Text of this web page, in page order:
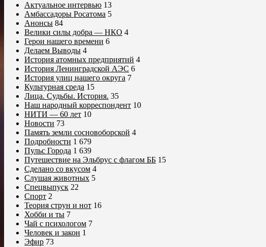
Актуальное интервью 13
Амбассадоры Росатома 5
Анонсы 84
Велики силы добра — НКО 4
Герои нашего времени 6
Делаем Выводы 4
История атомных предприятий 4
История Ленинградской АЭС 6
История улиц нашего округа 7
Культурная среда 15
Лица. Судьбы. История. 35
Наш народный корреспондент 10
НИТИ — 60 лет 10
Новости 73
Память земли сосновоборской 4
Подробности 1 679
Пульс Города 1 639
Путешествие на Эльбрус с флагом ББ 15
Сделано со вкусом 4
Слушая животных 5
Спецвыпуск 22
Спорт 2
Теория струн и нот 16
Хобби и ты 7
Чай с психологом 7
Человек и закон 1
Эфир 73